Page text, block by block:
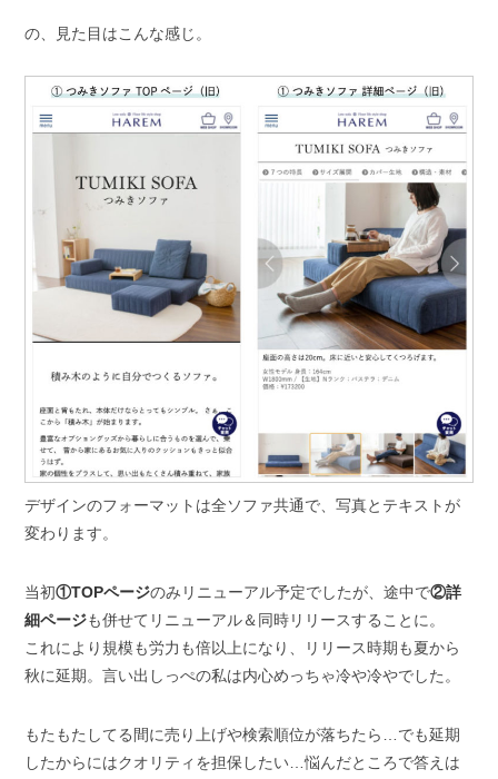
の、見た目はこんな感じ。
デザインのフォーマットは全ソファ共通で、写真とテキストが
変わります。
当初①TOPページのみリニューアル予定でしたが、途中で②詳
細ページも併せてリニューアル＆同時リリースすることに。
これにより規模も労力も倍以上になり、リリース時期も夏から
秋に延期。言い出しっぺの私は内心めっちゃ冷や冷やでした。
もたもたしてる間に売り上げや検索順位が落ちたら…でも延期
したからにはクオリティを担保したい…悩んだところで答えは